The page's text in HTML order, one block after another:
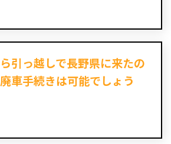
引っ越しで長野県に来たの
車手続きは可能でしょう